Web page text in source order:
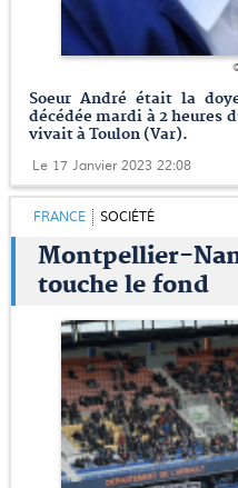
Soeur André était la
décédée mardi à 2 heures
vivait à Toulon (Var).
Le 17 Janvier 2023 22:08
FRANCE SOCIÉTÉ
Montpellier-
touche le fond